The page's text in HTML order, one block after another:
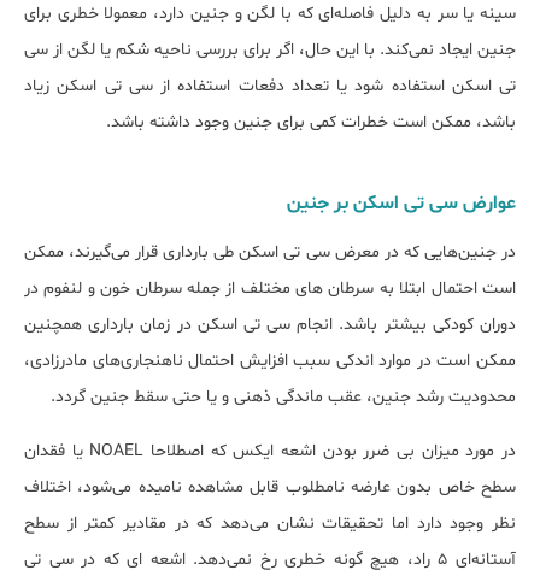
سینه یا سر به دلیل فاصله‌ای که با لگن و جنین دارد، معمولا خطری برای
جنین ایجاد نمی‌کند. با این حال، اگر برای بررسی ناحیه شکم یا لگن از سی
تی اسکن استفاده شود یا تعداد دفعات استفاده از سی تی اسکن زیاد
باشد، ممکن است خطرات کمی برای جنین وجود داشته باشد.
عوارض سی تی اسکن بر جنین
در جنین‌هایی که در معرض سی تی اسکن طی بارداری قرار می‌گیرند، ممکن
است احتمال ابتلا به سرطان های مختلف از جمله سرطان خون و لنفوم در
دوران کودکی بیشتر باشد. انجام سی تی اسکن در زمان بارداری همچنین
ممکن است در موارد اندکی سبب افزایش احتمال ناهنجاری‌های مادرزادی،
محدودیت رشد جنین، عقب ماندگی ذهنی و یا حتی سقط جنین گردد.
در مورد میزان بی ضرر بودن اشعه ایکس که اصطلاحا NOAEL یا فقدان
سطح خاص بدون عارضه نامطلوب قابل مشاهده نامیده می‌شود، اختلاف
نظر وجود دارد اما تحقیقات نشان می‌دهد که در مقادیر کمتر از سطح
آستانه‌ای 5 راد، هیچ گونه خطری رخ نمی‌دهد. اشعه ای که در سی تی